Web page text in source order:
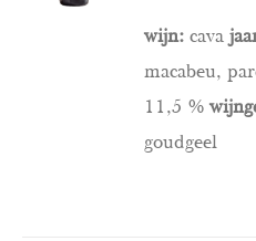
wijn: cava
macabeu,
11,5 %
goudgeel